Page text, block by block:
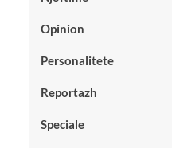
Opinion
Personalitete
Reportazh
Speciale